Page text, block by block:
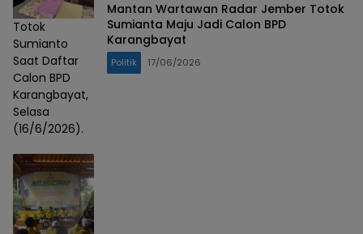
Totok
Sumianto
Saat Daftar
Calon BPD
Karangbayat,
Selasa
(16/6/2026).
Mantan Wartawan Radar Jember Totok
Sumianta Maju Jadi Calon BPD
Karangbayat
Politik 17/06/2026